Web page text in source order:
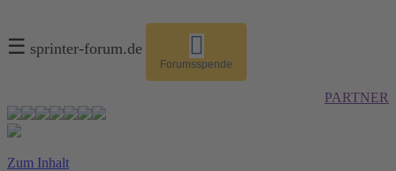
☰ sprinter-forum.de
Forumsspende
PARTNER
Zum Inhalt